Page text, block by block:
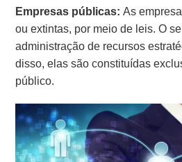
Empresas públicas: As
ou extintas, por meio de leis. O
administração de recursos
disso, elas são constituídas
público.